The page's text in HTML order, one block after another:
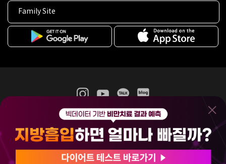
Family Site
365mc 병·의원 이용약관
홈페이지 이용약관
비급여진료수가
(주)365mcㅣ서울특별시 서초구 서초대로52길 7, 3~4층(서초동, 제일빌딩)
120-87-04354ㅣ김남철